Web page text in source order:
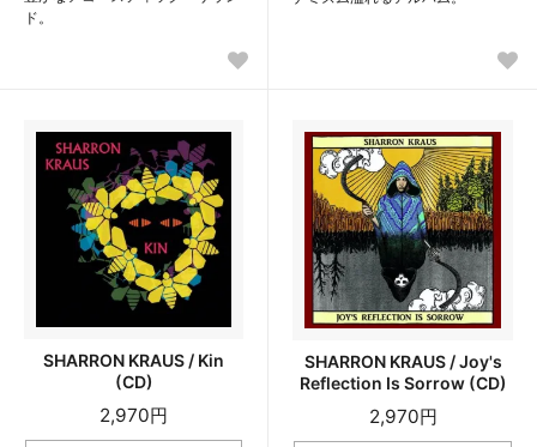
ド。
SHARRON KRAUS / Kin
(CD)
2,970円
SHARRON KRAUS / Joy's
Reflection Is Sorrow (CD)
2,970円